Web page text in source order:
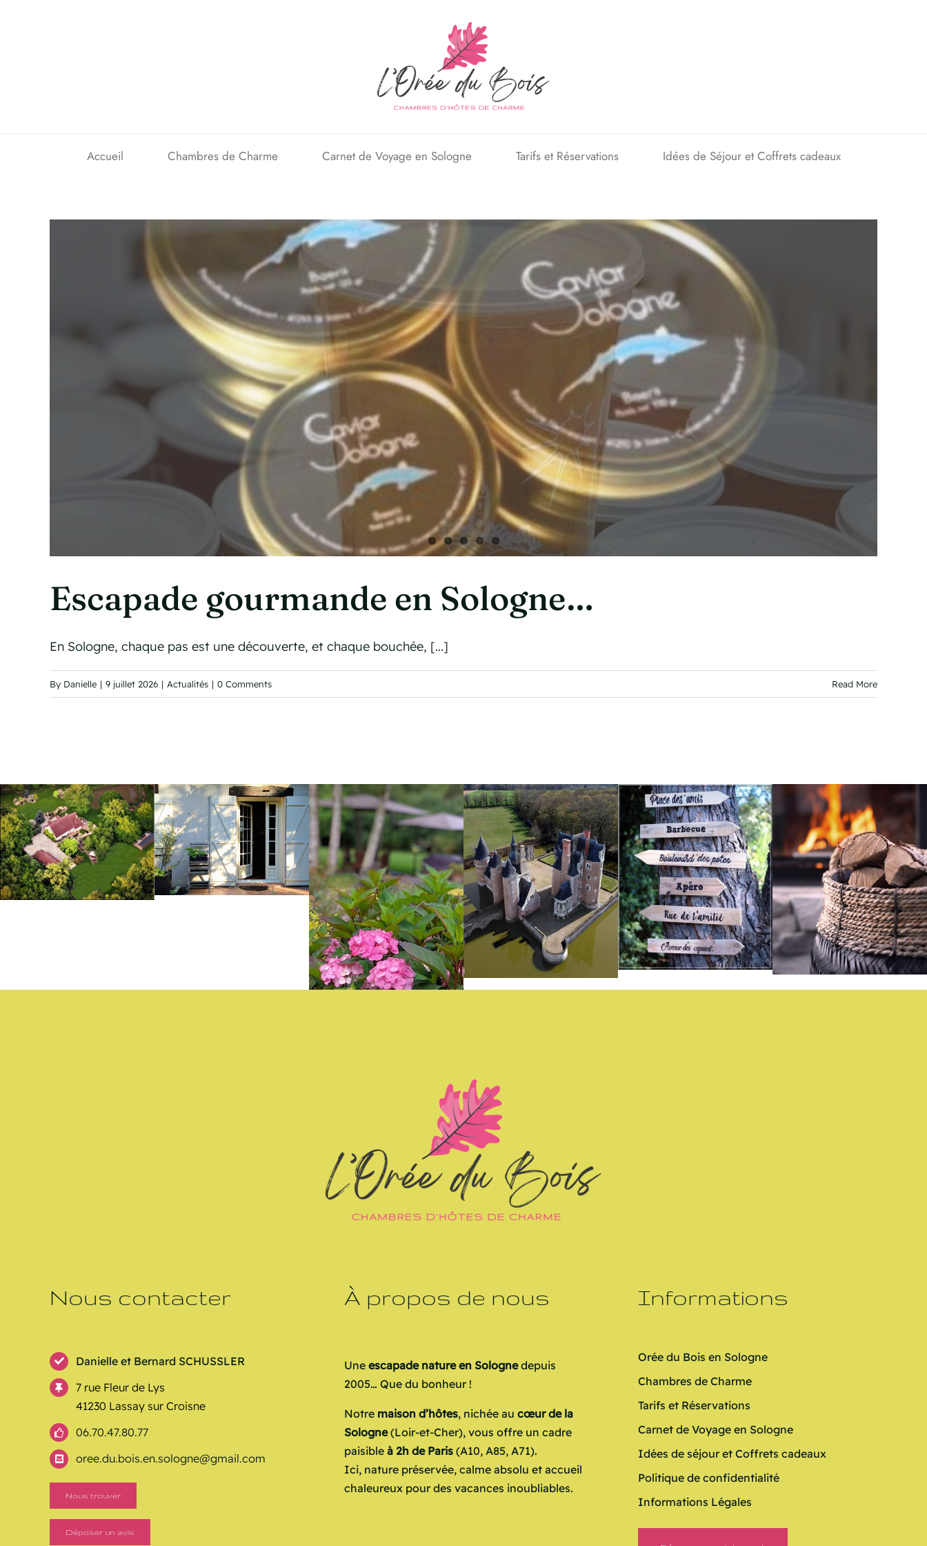
Accueil Chambres de Charme Carnet de Voyage en Sologne Tarifs et Réservations Idées de Séjour et Coffrets cadeaux
Escapade gourmande en Sologne…
En Sologne, chaque pas est une découverte, et chaque bouchée, [...]
By Danielle | 9 juillet 2026 | Actualités | 0 Comments Read More
Nous contacter
Danielle et Bernard SCHUSSLER
7 rue Fleur de Lys
41230 Lassay sur Croisne
06.70.47.80.77
oree.du.bois.en.sologne@gmail.com
Nous trouver
Déposer un avis
À propos de nous
Une escapade nature en Solognedepuis
2005… Que du bonheur !
Notre maison d’hôtes, nichée au cœur de la
Sologne(Loir-et-Cher), vous offre un cadre
paisible à 2h de Paris(A10, A85, A71).
Ici, nature préservée, calme absolu et accueil
chaleureux pour des vacances inoubliables.
Informations
Orée du Bois en Sologne
Chambres de Charme
Tarifs et Réservations
Carnet de Voyage en Sologne
Idées de séjour et Coffrets cadeaux
Politique de confidentialité
Informations Légales